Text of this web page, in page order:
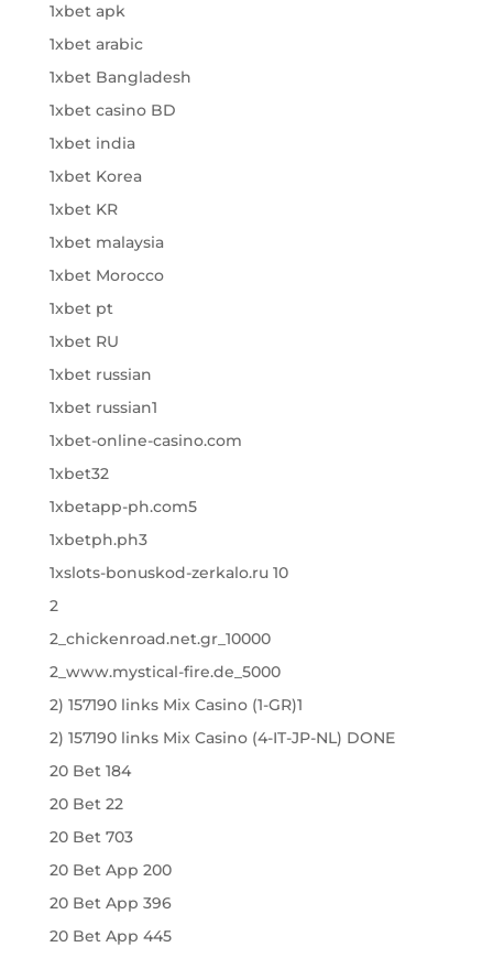
1xbet apk
1xbet arabic
1xbet Bangladesh
1xbet casino BD
1xbet india
1xbet Korea
1xbet KR
1xbet malaysia
1xbet Morocco
1xbet pt
1xbet RU
1xbet russian
1xbet russian1
1xbet-online-casino.com
1xbet32
1xbetapp-ph.com5
1xbetph.ph3
1xslots-bonuskod-zerkalo.ru 10
2
2_chickenroad.net.gr_10000
2_www.mystical-fire.de_5000
2) 157190 links Mix Casino (1-GR)1
2) 157190 links Mix Casino (4-IT-JP-NL) DONE
20 Bet 184
20 Bet 22
20 Bet 703
20 Bet App 200
20 Bet App 396
20 Bet App 445